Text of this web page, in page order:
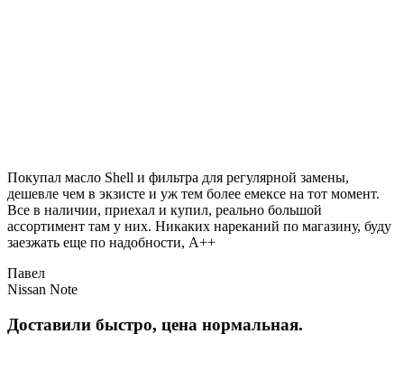
Покупал масло Shell и фильтра для регулярной замены,
дешевле чем в экзисте и уж тем более емексе на тот момент.
Все в наличии, приехал и купил, реально большой
ассортимент там у них. Никаких нареканий по магазину, буду
заезжать еще по надобности, A++
Павел
Nissan Note
Доставили быстро, цена нормальная.